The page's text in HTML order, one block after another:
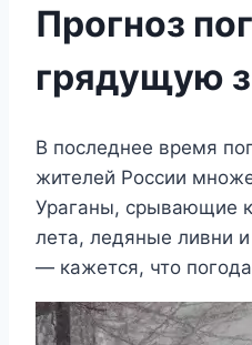
Прогноз
грядущую
В последнее время
жителей России
Ураганы, срывающие
лета, ледяные ливни
— кажется, что